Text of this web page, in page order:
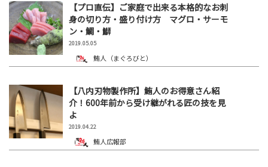
【プロ直伝】ご家庭で出来る本格的なお刺
身の切り方・盛り付け方 マグロ・サーモ
ン・鯛・鰤
2019.05.05
鮪人（まぐろびと）
【八内刃物製作所】鮪人のお得意さん紹
介！600年前から受け継がれる匠の技を見
よ
2019.04.22
鮪人広報部